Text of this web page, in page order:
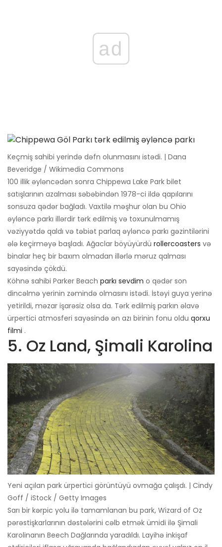
ad
Keçmiş sahibi yerində dəfn olunmasını istədi. | Dana
Beveridge / Wikimedia Commons
100 illik əyləncədən sonra Chippewa Lake Park bilet
satışlarının azalması səbəbindən 1978-ci ildə qapılarını
sonsuza qədər bağladı. Vaxtilə məşhur olan bu Ohio
əyləncə parkı illərdir tərk edilmiş və toxunulmamış
vəziyyətdə qaldı və təbiət parlaq əyləncə parkı gəzintilərini
ələ keçirməyə başladı. Ağaclar böyüyürdü rollercoasters və
binalar heç bir baxım olmadan illərlə məruz qalması
sayəsində çökdü.
Köhnə sahibi Parker Beach parkı sevdim o qədər son
dincəlmə yerinin zəmində olmasını istədi. İstəyi guya yerinə
yetirildi, məzar işarəsiz olsa da. Tərk edilmiş parkın əlavə
ürpertici atmosferi sayəsində ən azı birinin fonu oldu qorxu
filmi .
5. Oz Land, Şimali Karolina
Yeni açılan park ürpertici görüntüyü ovmağa çalışdı. | Cindy
Goff / iStock / Getty Images
Sarı bir kərpic yolu ilə tamamlanan bu park, Wizard of Oz
pərəstişkarlarının dəstələrini cəlb etmək ümidi ilə Şimali
Karolinanın Beech Dağlarında yaradıldı. Layihə inkişaf